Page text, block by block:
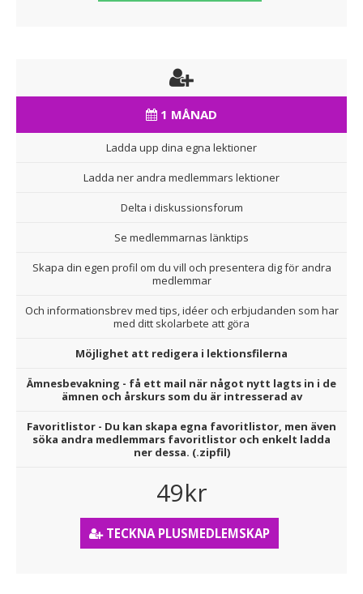
1 MÅNAD
Ladda upp dina egna lektioner
Ladda ner andra medlemmars lektioner
Delta i diskussionsforum
Se medlemmarnas länktips
Skapa din egen profil om du vill och presentera dig för andra
medlemmar
Och informationsbrev med tips, idéer och erbjudanden som har
med ditt skolarbete att göra
Möjlighet att redigera i lektionsfilerna
Ämnesbevakning - få ett mail när något nytt lagts in i de
ämnen och årskurs som du är intresserad av
Favoritlistor - Du kan skapa egna favoritlistor, men även
söka andra medlemmars favoritlistor och enkelt ladda
ner dessa. (.zipfil)
49kr
TECKNA PLUSMEDLEMSKAP